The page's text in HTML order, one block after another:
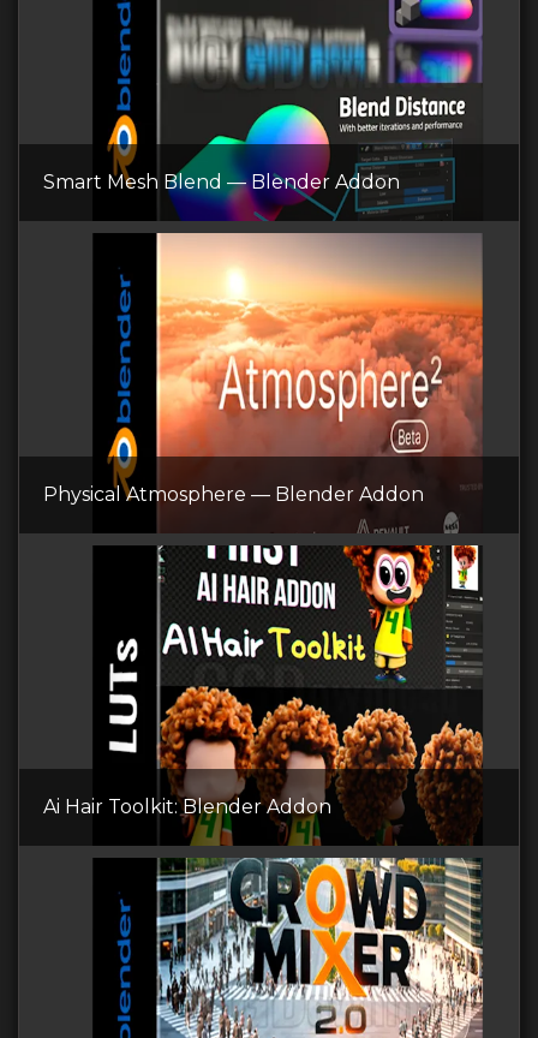
Smart Mesh Blend — Blender Addon
Physical Atmosphere — Blender Addon
Ai Hair Toolkit: Blender Addon